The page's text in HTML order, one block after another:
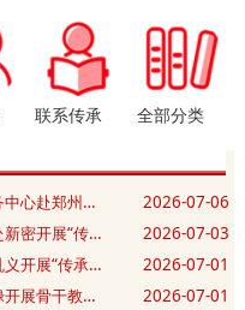
联系传承 全部分类
【20260703期】**大学后勤保障服务中心赴郑州开展“赓续精神践初心 实干笃行勇担当”主题党日活动
2026-07-06
【20260702期】河南**公司党支部赴新密开展“传承豫西抗战精神 筑牢党建应急先锋”主题党日活动
2026-07-03
【20260630期】河南省**党支部赴巩义开展“传承抗战精神 砥砺奋进新征程”庆七一主题党日活动
2026-07-01
【20260630期】**学校赴兰考焦裕禄开展骨干教师和班主任业务能力提升培训班
2026-07-01